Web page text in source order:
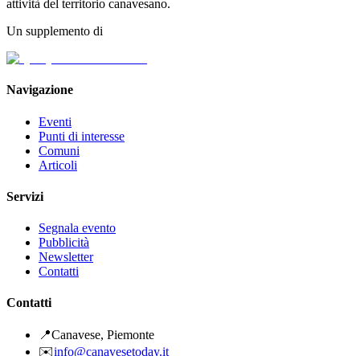
attività del territorio canavesano.
Un supplemento di
Navigazione
Eventi
Punti di interesse
Comuni
Articoli
Servizi
Segnala evento
Pubblicità
Newsletter
Contatti
Contatti
📍Canavese, Piemonte
✉️info@canavesetoday.it